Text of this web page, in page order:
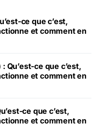
ce que c’est,
et comment en
Qu’est-ce que c’est,
et comment en
ce que c’est,
et comment en